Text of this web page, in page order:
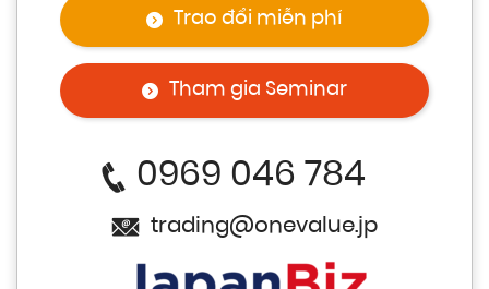
Trao đổi miễn phí
Tham gia Seminar
0969 046 784
trading@onevalue.jp